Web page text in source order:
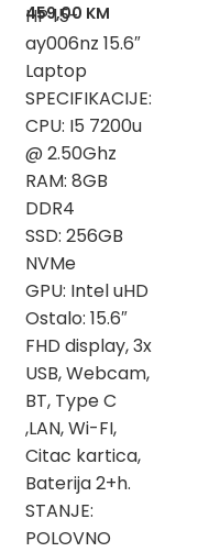
459,00 KM
HP 15-
ay006nz 15.6″
Laptop
SPECIFIKACIJE:
CPU: I5 7200u
@ 2.50Ghz
RAM: 8GB
DDR4
SSD: 256GB
NVMe
GPU: Intel uHD
Ostalo: 15.6″
FHD display, 3x
USB, Webcam,
BT, Type C
,LAN, Wi-FI,
Citac kartica,
Baterija 2+h.
STANJE:
POLOVNO